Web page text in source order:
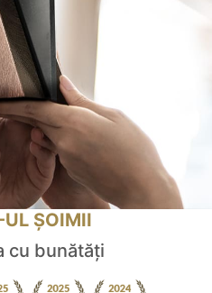
UL ȘOIMII
cu bunătăți